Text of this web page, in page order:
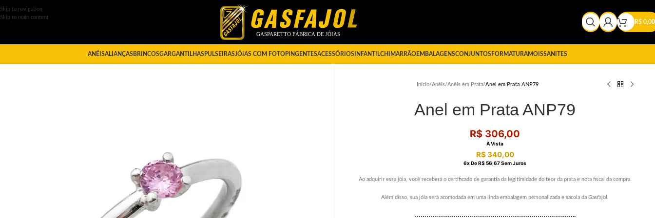
Skip to navigation
Skip to main content
R$ 0,00
ANÉISALIANÇAS BRINCOSGARGANTILHAS PULSEIRASJÓIAS COM FOTOPINGENTESACESSÓRIOS INFANTILCHIMARRÃOEMBALAGENSCONJUNTOS FORMATURAMOISSANITES
Início/Anéis/Anéis em Prata/Anel em Prata ANP79
Anel em Prata ANP79
R$ 306,00
À Vista
R$340,00
6X DeR$ 56,67Sem Juros
Ao adquirir essa jóia, você receberá o certificado de garantia da legitimidade do teor da prata e nota fiscal da compra.
Além disso, sua jóia será acomodada em uma linda embalagem personalizada e sacola da Gasfajol.
………………………………………………………………………..